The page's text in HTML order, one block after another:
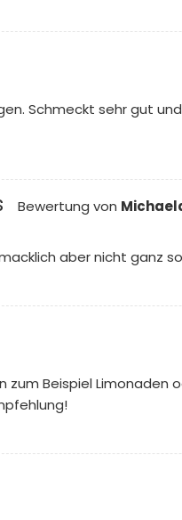
Schmeckt sehr gut
Bewertung von
aber nicht ganz
Beispiel Limonaden